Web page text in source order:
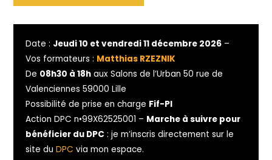
Date : Jeudi 10 et vendredi 11 décembre 2026 –
Vos formateurs : Matthias RZEZNIK
De 08h30 à 18h aux Salons de l’Urban 50 rue de
Valenciennes 59000 Lille
Possibilité de prise en charge Fif-Pl
Action DPC n•99X62525001 – Marche à suivre pour
bénéficier du DPC : je m’inscris directement sur le
site duDPC via mon espace.